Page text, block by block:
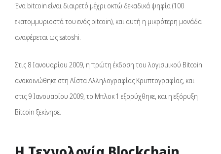
Ένα bitcoin είναι διαιρετό μέχρι οκτώ δεκαδικά ψηφία (100
εκατομμυριοστά του ενός bitcoin), και αυτή η μικρότερη μονάδα
αναφέρεται ως satoshi.
Στις 8 Ιανουαρίου 2009, η πρώτη έκδοση του λογισμικού Bitcoin
ανακοινώθηκε στη Λίστα Αλληλογραφίας Κρυπτογραφίας, και
στις 9 Ιανουαρίου 2009, το Μπλοκ 1 εξορύχθηκε, και η εξόρυξη
Bitcoin ξεκίνησε.